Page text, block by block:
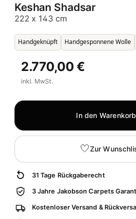
Keshan Shadsar
222 x 143 cm
Handgeknüpft Handgesponnene Wolle
2.770,00 €
inkl. MwSt.
In den Warenkorb
Zur
31 Tage Rückgaberecht
3 Jahre Jakobson Carpets
Kostenloser Versand &